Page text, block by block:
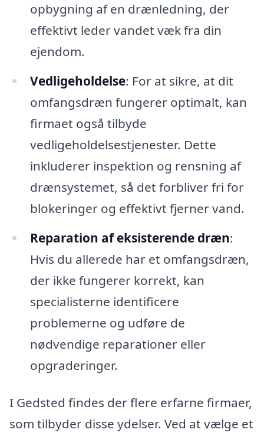
opbygning af en drænledning, der
effektivt leder vandet væk fra din
ejendom.
Vedligeholdelse: For at sikre, at dit
omfangsdræn fungerer optimalt, kan
firmaet også tilbyde
vedligeholdelsestjenester. Dette
inkluderer inspektion og rensning af
drænsystemet, så det forbliver fri for
blokeringer og effektivt fjerner vand.
Reparation af eksisterende dræn:
Hvis du allerede har et omfangsdræn,
der ikke fungerer korrekt, kan
specialisterne identificere
problemerne og udføre de
nødvendige reparationer eller
opgraderinger.
I Gedsted findes der flere erfarne firmaer,
som tilbyder disse ydelser. Ved at vælge et